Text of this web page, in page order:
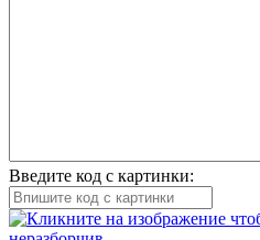
Введите код с картинки: